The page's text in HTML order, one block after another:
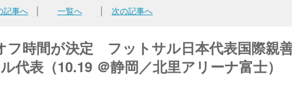
記事へ│ 一覧へ 次の記事へ
フ時間が決定 フットサル日本代表国際親
代表（10.19 ＠静岡／北里アリーナ富士）